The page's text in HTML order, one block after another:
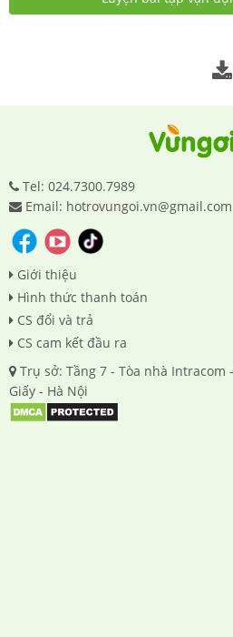
Tel: 024.7300.7989
Email: hotrovungoi.vn@gmail.com
Giới thiệu
Hình thức thanh toán
CS đổi và trả
CS cam kết đầu ra
Trụ sở: Tầng 7 - Tòa nhà Intracom
Giấy - Hà Nội